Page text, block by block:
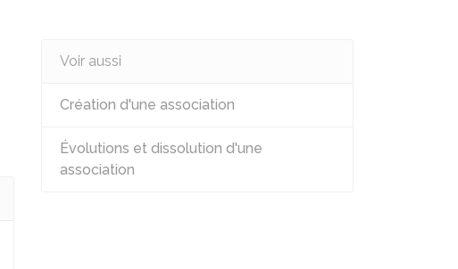
Voir aussi
Création d'une association
Évolutions et dissolution d'une
association